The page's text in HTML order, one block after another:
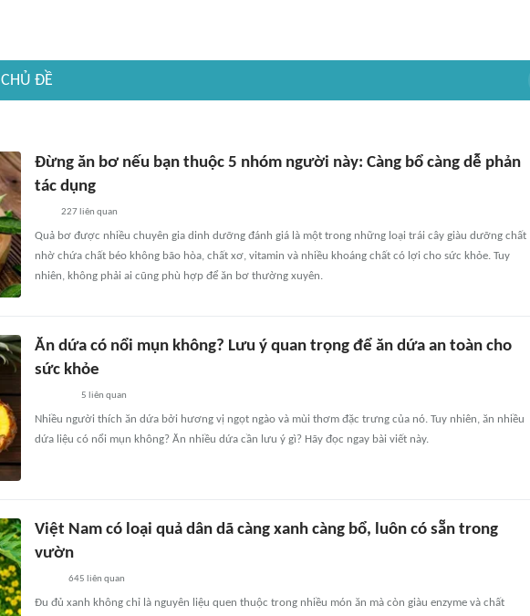
CHỦ ĐỀ
Đừng ăn bơ nếu bạn thuộc 5 nhóm người này: Càng bổ càng dễ phản
tác dụng
227 liên quan
Quả bơ được nhiều chuyên gia dinh dưỡng đánh giá là một trong những loại trái cây giàu dưỡng chất
nhờ chứa chất béo không bão hòa, chất xơ, vitamin và nhiều khoáng chất có lợi cho sức khỏe. Tuy
nhiên, không phải ai cũng phù hợp để ăn bơ thường xuyên.
Ăn dứa có nổi mụn không? Lưu ý quan trọng để ăn dứa an toàn cho
sức khỏe
5 liên quan
Nhiều người thích ăn dứa bởi hương vị ngọt ngào và mùi thơm đặc trưng của nó. Tuy nhiên, ăn nhiều
dứa liệu có nổi mụn không? Ăn nhiều dứa cần lưu ý gì? Hãy đọc ngay bài viết này.
Việt Nam có loại quả dân dã càng xanh càng bổ, luôn có sẵn trong
vườn
645 liên quan
Đu đủ xanh không chỉ là nguyên liệu quen thuộc trong nhiều món ăn mà còn giàu enzyme và chất